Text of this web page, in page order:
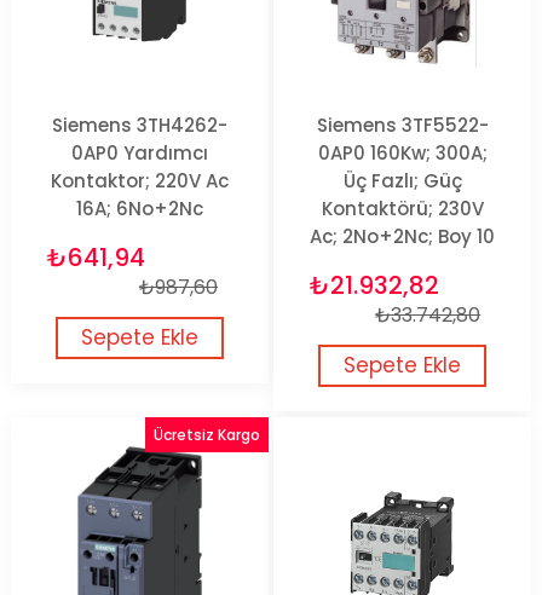
Siemens 3TH4262-
0AP0 Yardımcı
Kontaktor; 220V Ac
16A; 6No+2Nc
₺641,94
₺987,60
Sepete Ekle
Siemens 3TF5522-
0AP0 160Kw; 300A;
Üç Fazlı; Güç
Kontaktörü; 230V
Ac; 2No+2Nc; Boy 10
₺21.932,82
₺33.742,80
Sepete Ekle
Ücretsiz Kargo